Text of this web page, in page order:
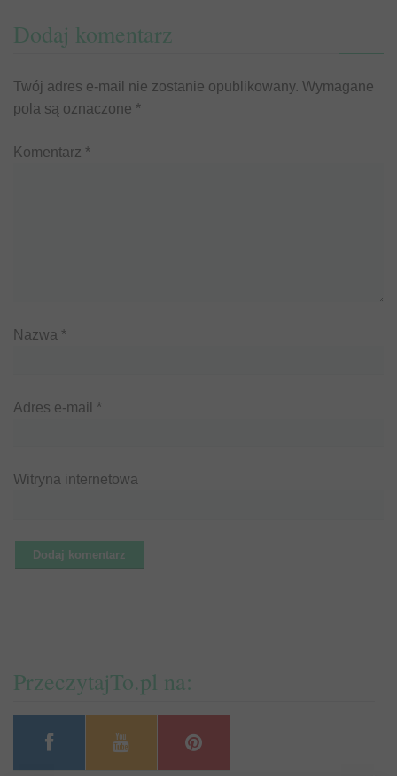
Dodaj komentarz
Twój adres e-mail nie zostanie opublikowany. Wymagane
pola są oznaczone *
Komentarz *
Nazwa *
Adres e-mail *
Witryna internetowa
PrzeczytajTo.pl na: